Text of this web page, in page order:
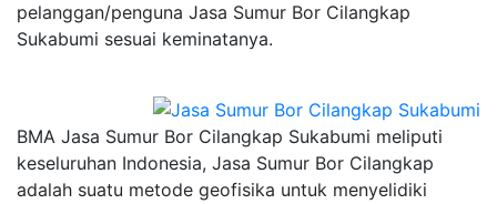
pelanggan/penguna Jasa Sumur Bor Cilangkap
Sukabumi sesuai keminatanya.
BMA Jasa Sumur Bor Cilangkap Sukabumi meliputi
keseluruhan Indonesia, Jasa Sumur Bor Cilangkap
adalah suatu metode geofisika untuk menyelidiki